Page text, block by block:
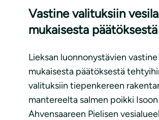
Vastine valituksiin
mukaisesta päätöksestä
Lieksan luonnonystävien vastine
mukaisesta päätöksestä
valituksiin tiepenkereen
mantereelta salmen poikki Isoon
Ahvensaareen Pielisen